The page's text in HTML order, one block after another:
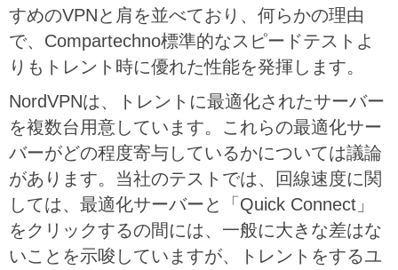
すめのVPNと肩を並べており、何らかの理由
で、Compartechno標準的なスピードテストよ
りもトレント時に優れた性能を発揮します。
NordVPNは、トレントに最適化されたサーバー
を複数台用意しています。これらの最適化サー
バーがどの程度寄与しているかについては議論
があります。当社のテストでは、回線速度に関
しては、最適化サーバーと「Quick Connect」
をクリックするの間には、一般に大きな差はな
いことを示唆していますが、トレントをするユ